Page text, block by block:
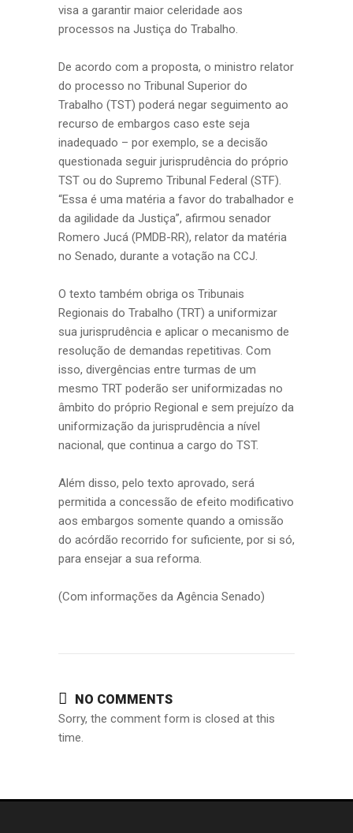
visa a garantir maior celeridade aos
processos na Justiça do Trabalho.
De acordo com a proposta, o ministro relator
do processo no Tribunal Superior do
Trabalho (TST) poderá negar seguimento ao
recurso de embargos caso este seja
inadequado – por exemplo, se a decisão
questionada seguir jurisprudência do próprio
TST ou do Supremo Tribunal Federal (STF).
“Essa é uma matéria a favor do trabalhador e
da agilidade da Justiça”, afirmou senador
Romero Jucá (PMDB-RR), relator da matéria
no Senado, durante a votação na CCJ.
O texto também obriga os Tribunais
Regionais do Trabalho (TRT) a uniformizar
sua jurisprudência e aplicar o mecanismo de
resolução de demandas repetitivas. Com
isso, divergências entre turmas de um
mesmo TRT poderão ser uniformizadas no
âmbito do próprio Regional e sem prejuízo da
uniformização da jurisprudência a nível
nacional, que continua a cargo do TST.
Além disso, pelo texto aprovado, será
permitida a concessão de efeito modificativo
aos embargos somente quando a omissão
do acórdão recorrido for suficiente, por si só,
para ensejar a sua reforma.
(Com informações da Agência Senado)
NO COMMENTS
Sorry, the comment form is closed at this
time.